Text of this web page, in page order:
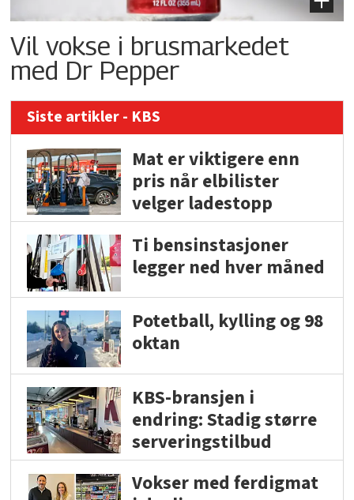
Vil vokse i brusmarkedet
med Dr Pepper
Siste artikler - KBS
Mat er viktigere enn
pris når elbilister
velger ladestopp
Ti bensinstasjoner
legger ned hver måned
Potetball, kylling og 98
oktan
KBS-bransjen i
endring: Stadig større
serveringstilbud
Vokser med ferdigmat